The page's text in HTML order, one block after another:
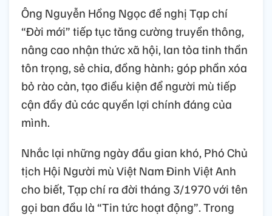
Ông Nguyễn Hồng Ngọc đề nghị Tạp chí
“Đời mới” tiếp tục tăng cường truyền thông,
nâng cao nhận thức xã hội, lan tỏa tinh thần
tôn trọng, sẻ chia, đồng hành; góp phần xóa
bỏ rào cản, tạo điều kiện để người mù tiếp
cận đầy đủ các quyền lợi chính đáng của
mình.
Nhắc lại những ngày đầu gian khó, Phó Chủ
tịch Hội Người mù Việt Nam Đinh Việt Anh
cho biết, Tạp chí ra đời tháng 3/1970 với tên
gọi ban đầu là “Tin tức hoạt động”. Trong